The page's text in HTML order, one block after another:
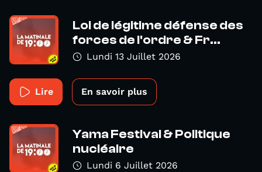
Loi de légitime défense des
forces de l'ordre & Fr...
Lundi 13 Juillet 2026
Lire En savoir plus
Yama Festival & Politique
nucléaire
Lundi 6 Juillet 2026